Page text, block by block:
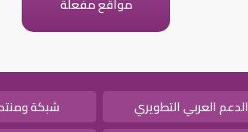
الدعم العربي التطويري شبكة